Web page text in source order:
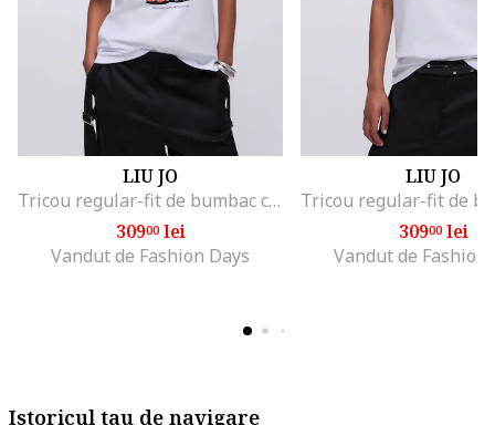
LIU JO
Tricou regular-fit de bumbac cu aplicatie din strasuri, Alb/Negru/Portocaliu mandarina
30900lei
Vandut de Fashion Days
LIU JO
30900lei
Vandut de Fashion
Istoricul tau de navigare